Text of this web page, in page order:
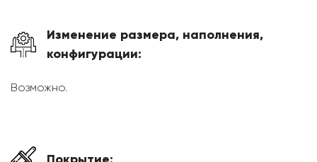
Изменение размера, наполнения,
конфигурации:
Возможно.